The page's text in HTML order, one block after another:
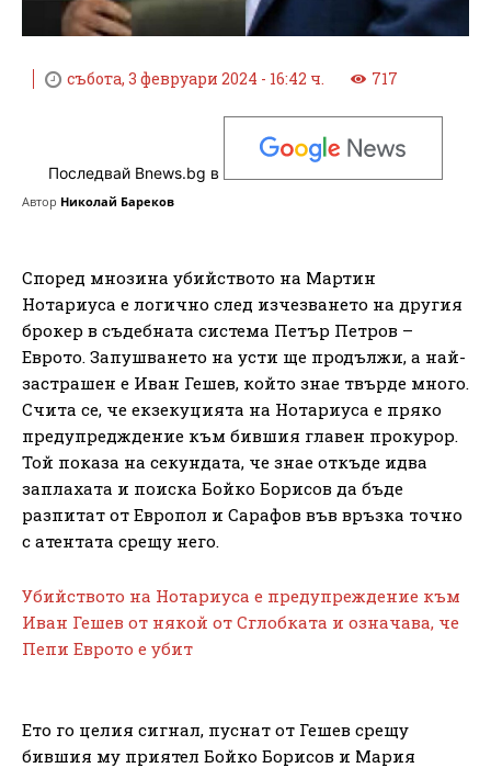
събота, 3 февруари 2024 - 16:42 ч. 717
Последвай Bnews.bg в
Автор Николай Бареков
Според мнозина убийството на Мартин
Нотариуса е логично след изчезването на другия
брокер в съдебната система Петър Петров –
Еврото. Запушването на усти ще продължи, а най-
застрашен е Иван Гешев, който знае твърде много.
Счита се, че екзекуцията на Нотариуса е пряко
предупредждение към бившия главен прокурор.
Той показа на секундата, че знае откъде идва
заплахата и поиска Бойко Борисов да бъде
разпитат от Европол и Сарафов във връзка точно
с атентата срещу него.
Убийството на Нотариуса е предупреждение към
Иван Гешев от някой от Сглобката и означава, че
Пепи Еврото е убит
Ето го целия сигнал, пуснат от Гешев срещу
бившия му приятел Бойко Борисов и Мария